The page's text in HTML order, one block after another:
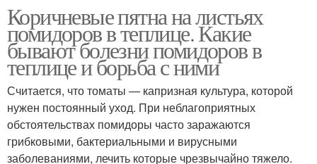
Коричневые пятна на листьях
помидоров в теплице. Какие
бывают болезни помидоров в
теплице и борьба с ними
Считается, что томаты — капризная культура, которой
нужен постоянный уход. При неблагоприятных
обстоятельствах помидоры часто заражаются
грибковыми, бактериальными и вирусными
заболеваниями, лечить которые чрезвычайно тяжело.